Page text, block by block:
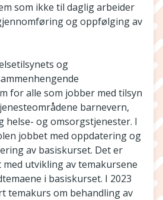
som ikke til daglig arbeider
og oppfølging av
og
for alle som jobber med tilsyn
barnevern,
helse- og omsorgstjenester. I
jobbet med oppdatering og
av basiskurset. Det er
utvikling av temakursene
i basiskurset. I 2023
temakurs om behandling av